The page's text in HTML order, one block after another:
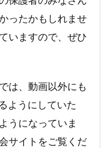
ったかもしれませ
いますので、ぜひ
は、動画以外にも
ようにしていた
うになっていま
サイトをご覧くだ